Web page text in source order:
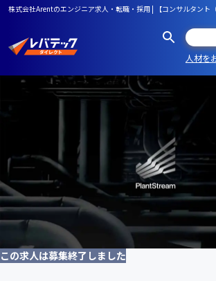
株式会社Arentのエンジニア求人・転職・採用 | 【コンサルタン
人材を
この求人は募集終了しました